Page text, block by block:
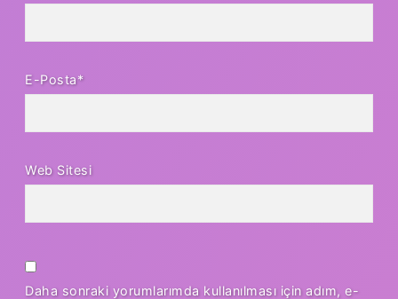
E-Posta*
Web Sitesi
Daha sonraki yorumlarımda kullanılması için adım, e-